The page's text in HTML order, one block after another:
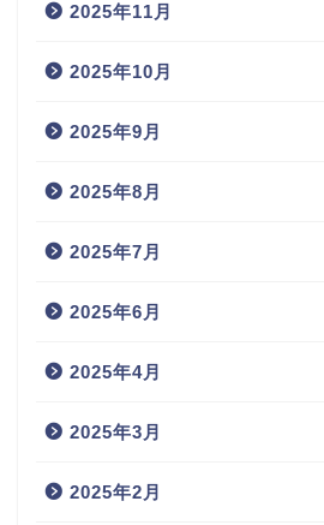
2025年11月
2025年10月
2025年9月
2025年8月
2025年7月
2025年6月
2025年4月
2025年3月
2025年2月